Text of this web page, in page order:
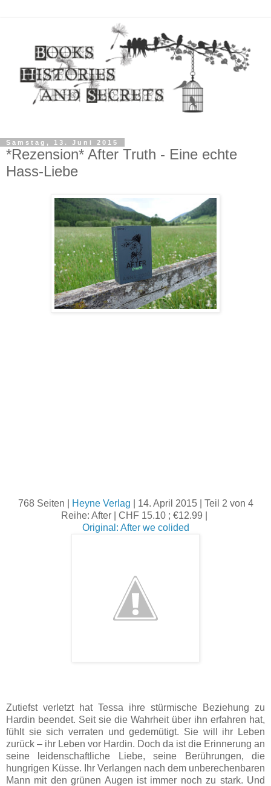
Samstag, 13. Juni 2015
*Rezension* After Truth - Eine echte
Hass-Liebe
768 Seiten | Heyne Verlag | 14. April 2015 | Teil 2 von 4
Reihe: After | CHF 15.10 ; €12.99 |
Original: After we colided
Zutiefst verletzt hat Tessa ihre stürmische Beziehung zu
Hardin beendet. Seit sie die Wahrheit über ihn erfahren hat,
fühlt sie sich verraten und gedemütigt. Sie will ihr Leben
zurück – ihr Leben vor Hardin. Doch da ist die Erinnerung an
seine leidenschaftliche Liebe, seine Berührungen, die
hungrigen Küsse. Ihr Verlangen nach dem unberechenbaren
Mann mit den grünen Augen ist immer noch zu stark. Und